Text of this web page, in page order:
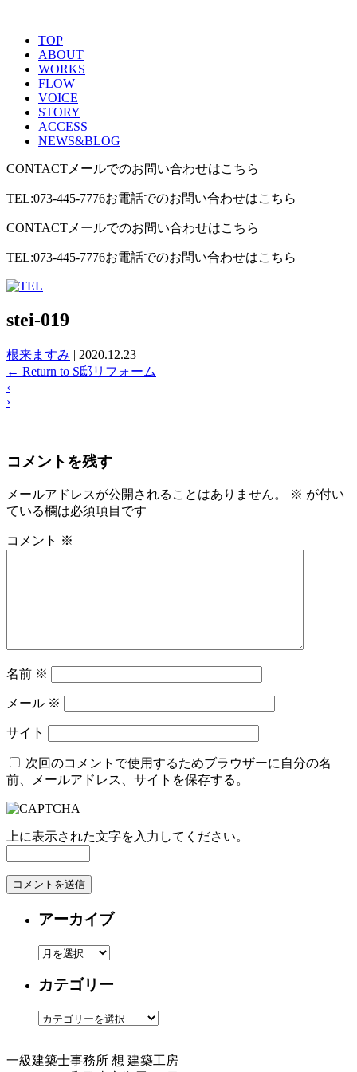
TOP
ABOUT
WORKS
FLOW
VOICE
STORY
ACCESS
NEWS&BLOG
CONTACT メールでのお問い合わせはこちら
TEL:073-445-7776お電話でのお問い合わせはこちら
CONTACT メールでのお問い合わせはこちら
TEL:073-445-7776お電話でのお問い合わせはこちら
stei-019
根来ますみ | 2020.12.23
← Return to S邸リフォーム
‹
›
コメントを残す
メールアドレスが公開されることはありません。 ※ が付い
ている欄は必須項目です
コメント ※
名前 ※
メール ※
サイト
次回のコメントで使用するためブラウザーに自分の名
前、メールアドレス、サイトを保存する。
上に表示された文字を入力してください。
アーカイブ
ア
カ
ブ
カテゴリー
カ
ゴ
リ
一級建築士事務所 想 建築工房